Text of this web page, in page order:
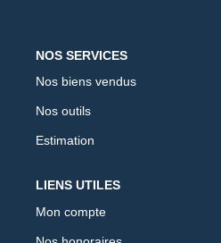
NOS SERVICES
Nos biens vendus
Nos outils
Estimation
LIENS UTILES
Mon compte